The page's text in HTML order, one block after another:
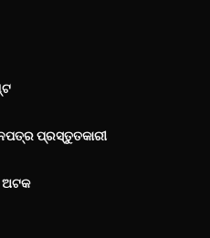
ପ୍ରସ୍ତୁତକାରୀ
ଅଟକ